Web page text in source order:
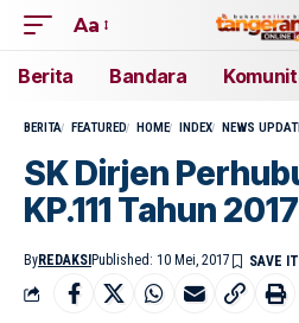
Aa
Berita Bandara
BERITA FEATURED HOME INDEX NEWS
SK Dirjen
KP.111 Tahun
ByREDAKSI Published: 10 Mei, 2017